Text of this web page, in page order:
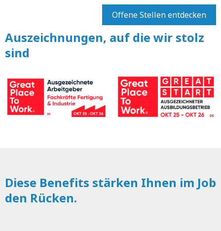
Offene Stellen entdecken
Auszeichnungen, auf die wir stolz
sind
Diese Benefits stärken Ihnen im Job
den Rücken.